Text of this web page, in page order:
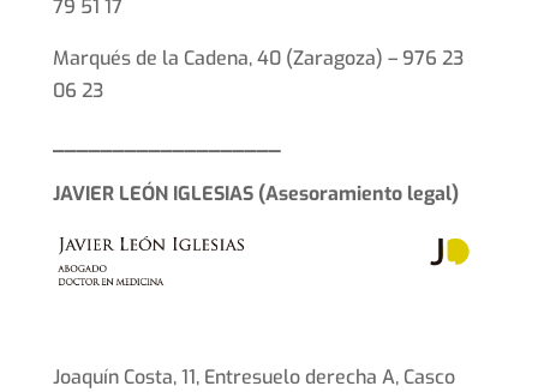
79 51 17
Marqués de la Cadena, 40 (Zaragoza) – 976 23
06 23
JAVIER LEÓN IGLESIAS (Asesoramiento legal)
Joaquín Costa, 11, Entresuelo derecha A, Casco